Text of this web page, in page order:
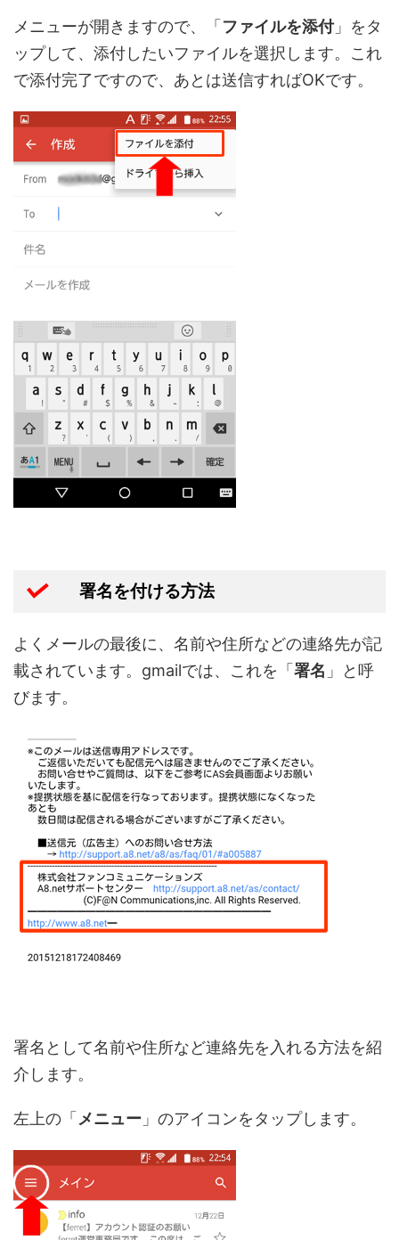
メニューが開きますので、「 ファイルを添付」をタ
ップして、添付したいファイルを選択します。これ
で添付完了ですので、あとは送信すればOKです。
署名を付ける方法
よくメールの最後に、名前や住所などの連絡先が記
載されています。gmailでは、これを「署名 」と呼
びます。
署名として名前や住所など連絡先を入れる方法を紹
介します。
左上の「メニュー 」のアイコンをタップします。